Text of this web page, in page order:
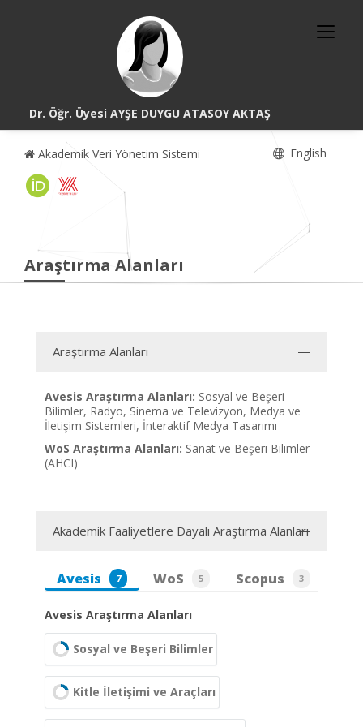
Dr. Öğr. Üyesi AYŞE DUYGU ATASOY AKTAŞ
Akademik Veri Yönetim Sistemi English
Araştırma Alanları
Araştırma Alanları
Avesis Araştırma Alanları: Sosyal ve Beşeri
Bilimler, Radyo, Sinema ve Televizyon, Medya ve
İletişim Sistemleri, İnteraktif Medya Tasarımı
WoS Araştırma Alanları: Sanat ve Beşeri Bilimler
(AHCI)
Akademik Faaliyetlere Dayalı Araştırma Alanları
Avesis 7 WoS 5 Scopus 3
Avesis Araştırma Alanları
Sosyal ve Beşeri Bilimler
Kitle İletişimi ve Araçları